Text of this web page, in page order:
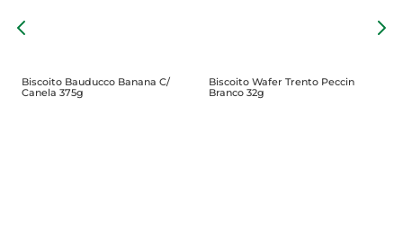
Biscoito Bauducco Banana C/
Canela 375g
Biscoito Wafer Trento Peccin
Branco 32g